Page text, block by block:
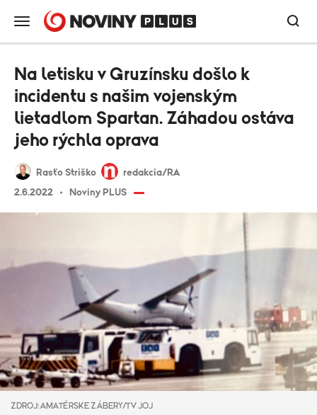
Rasťo Striško
redakcia/RA
2.6.2022
Noviny PLUS
Na letisku v Gruzínsku došlo k
incidentu s našim vojenským
lietadlom Spartan. Záhadou ostáva
jeho rýchla oprava
ZDROJ: AMATÉRSKE ZÁBERY/TV JOJ